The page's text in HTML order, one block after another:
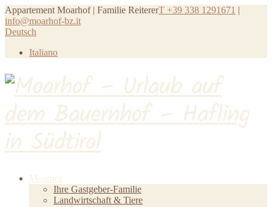
Appartement Moarhof | Familie ReitererT +39 338 1291671 |
info@moarhof-bz.it
Deutsch
Italiano
Moarhof
Ihre Gastgeber-Familie
Landwirtschaft & Tiere